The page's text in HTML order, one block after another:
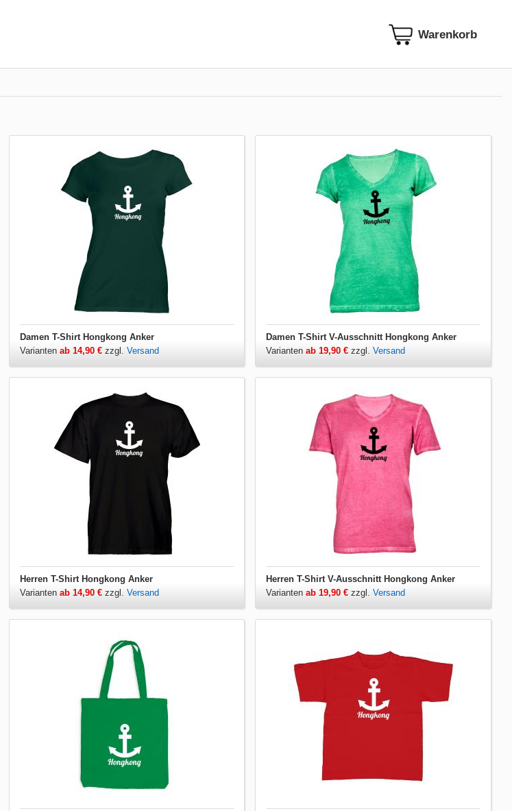
Damen T-Shirt Hongkong Anker
Varianten ab 14,90 €zzgl. Versand
Damen T-Shirt V-Ausschnitt Hongkong Anker
Variantenab 19,90 € zzgl.Versand
Herren T-Shirt Hongkong Anker
Varianten ab 14,90 €zzgl. Versand
Herren T-Shirt V-Ausschnitt Hongkong Anker
Variantenab 19,90 € zzgl.Versand